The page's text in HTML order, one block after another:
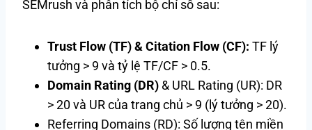
SEMrush và phân tích bộ chỉ số sau:
Trust Flow (TF) & Citation Flow (CF): TF lý
tưởng > 9 và tỷ lệ TF/CF > 0.5.
Domain Rating (DR) & URL Rating (UR): DR
> 20 và UR của trang chủ > 9 (lý tưởng > 20).
Referring Domains (RD): Số lượng tên miền